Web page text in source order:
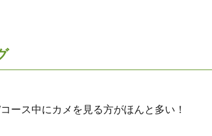
ス中にカメを見る方がほんと多い！